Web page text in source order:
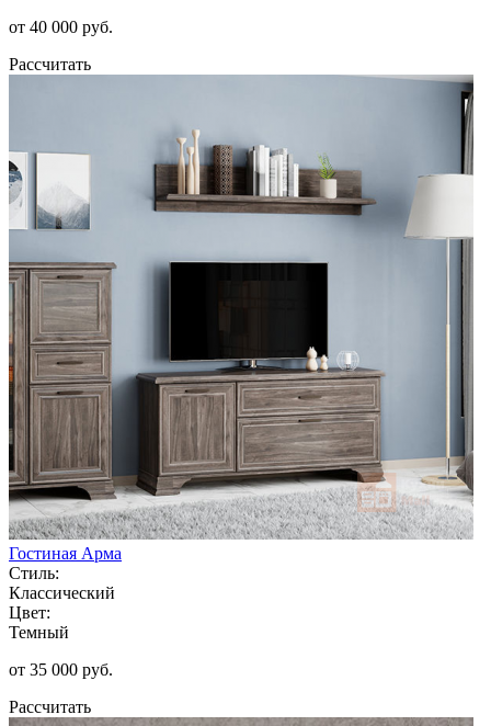
от 40 000 руб.
Рассчитать
Гостиная Арма
Стиль:
Классический
Цвет:
Темный
от 35 000 руб.
Рассчитать